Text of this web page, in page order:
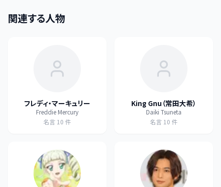
関連する人物
フレディ・マーキュリー
Freddie Mercury
名言 10 件
King Gnu（常田大希）
Daiki Tsuneta
名言 10 件